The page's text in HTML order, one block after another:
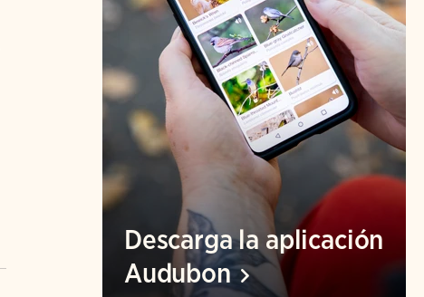
Descarga la aplicación
Audubon